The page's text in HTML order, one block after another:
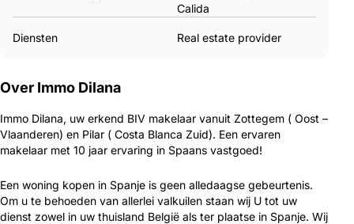
Calida
Diensten Real estate provider
Over Immo Dilana
Immo Dilana, uw erkend BIV makelaar vanuit Zottegem ( Oost –
Vlaanderen) en Pilar ( Costa Blanca Zuid). Een ervaren
makelaar met 10 jaar ervaring in Spaans vastgoed!
Een woning kopen in Spanje is geen alledaagse gebeurtenis.
Om u te behoeden van allerlei valkuilen staan wij U tot uw
dienst zowel in uw thuisland België als ter plaatse in Spanje. Wij